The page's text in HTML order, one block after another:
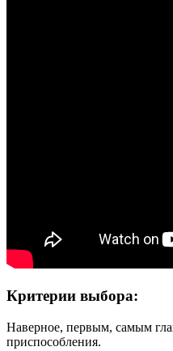
Критерии выбора:
Наверное, первым, самым
приспособления.